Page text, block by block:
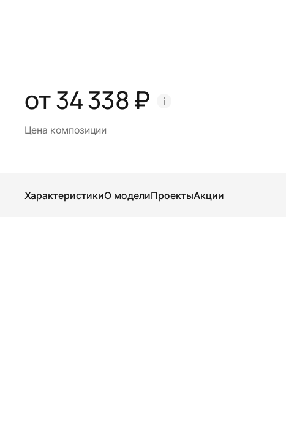
от 34 338 ₽
Цена композиции
ХарактеристикиО моделиПроектыАкции